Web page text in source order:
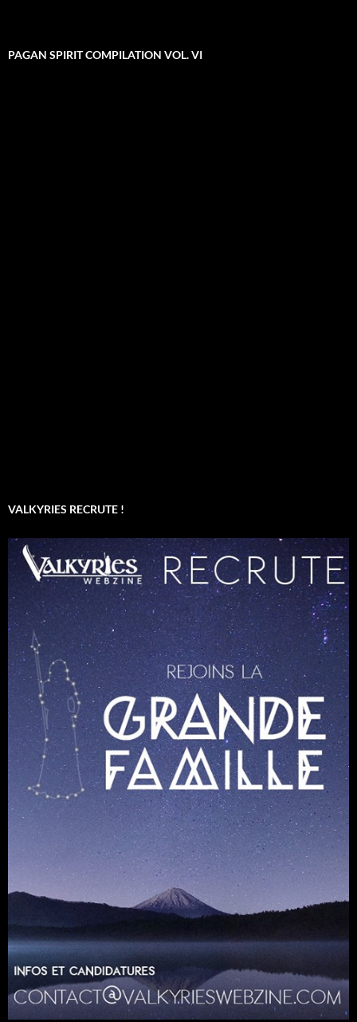
PAGAN SPIRIT COMPILATION VOL. VI
VALKYRIES RECRUTE !